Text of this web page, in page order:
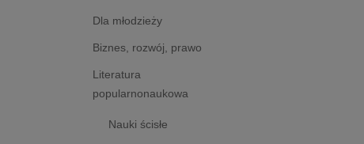
Dla młodzieży
Biznes, rozwój, prawo
Literatura
popularnonaukowa
Nauki ścisłe